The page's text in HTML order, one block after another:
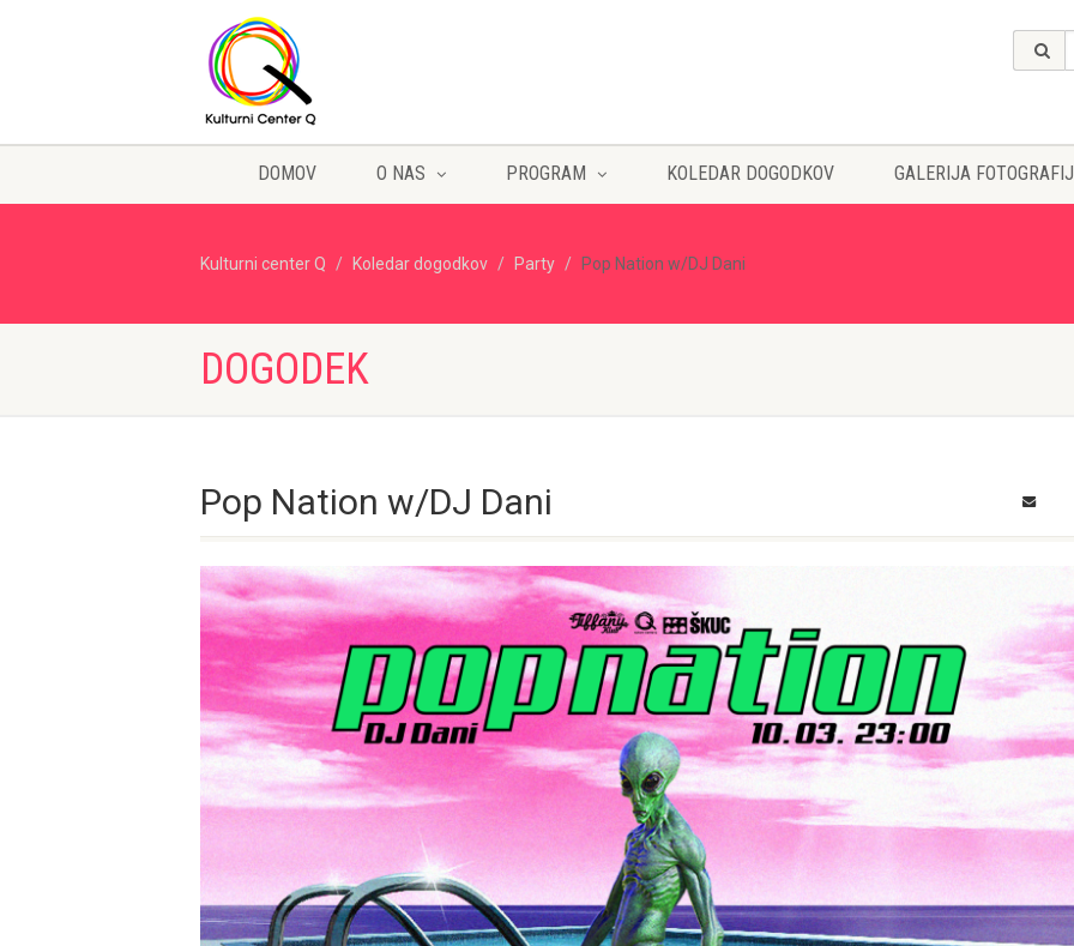
DOMOV O NAS PROGRAM KOLEDAR DOGODKOV GALERIJA FOTOGRAFIJ
Kulturni center Q Koledar dogodkov Party Pop Nation w/DJ Dani
DOGODEK
Pop Nation w/DJ Dani